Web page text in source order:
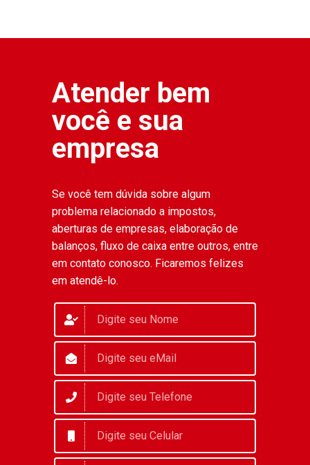
Atender bem
você e sua
empresa
Se você tem dúvida sobre algum
problema relacionado a impostos,
aberturas de empresas, elaboração de
balanços, fluxo de caixa entre outros, entre
em contato conosco. Ficaremos felizes
em atendê-lo.